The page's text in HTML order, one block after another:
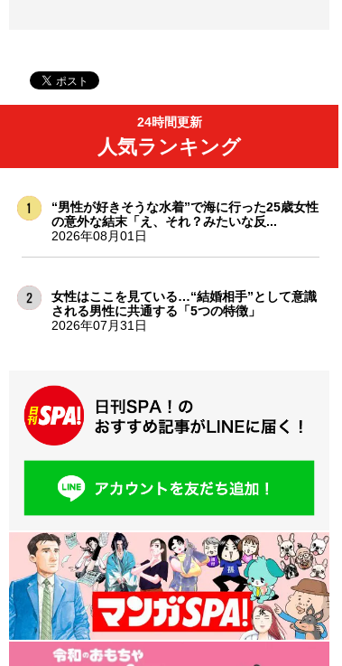
24時間更新
人気ランキング
“男性が好きそうな水着”で海に行った25歳女性
の意外な結末「え、それ？みたいな反...
2026年08月01日
女性はここを見ている…“結婚相手”として意識
される男性に共通する「5つの特徴」
2026年07月31日